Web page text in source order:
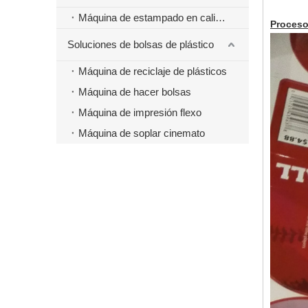
Máquina de estampado en caliente
Soluciones de bolsas de plástico
Máquina de reciclaje de plásticos
Máquina de hacer bolsas
Máquina de impresión flexo
Máquina de soplar cinemato